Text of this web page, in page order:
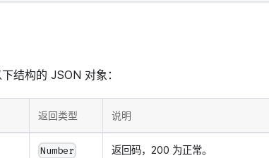
结构的 JSON 对象：
返回类型 说明
Number 返回码，200 为正常。